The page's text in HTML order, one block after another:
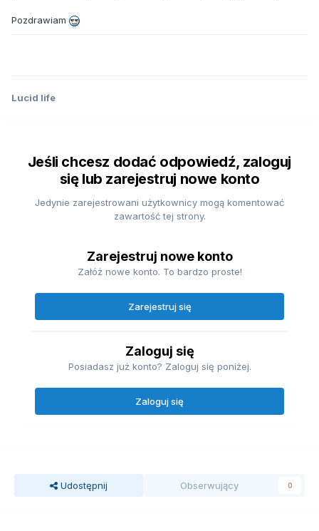
Pozdrawiam
Lucid life
Jeśli chcesz dodać odpowiedź, zaloguj
się lub zarejestruj nowe konto
Jedynie zarejestrowani użytkownicy mogą komentować
zawartość tej strony.
Zarejestruj nowe konto
Załóż nowe konto. To bardzo proste!
Zarejestruj się
Zaloguj się
Posiadasz już konto? Zaloguj się poniżej.
Zaloguj się
Udostępnij Obserwujący 0